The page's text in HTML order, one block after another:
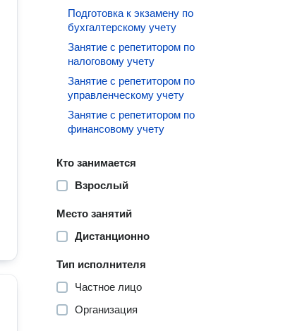
Подготовка к экзамену по
бухгалтерскому учету
Занятие с репетитором по
налоговому учету
Занятие с репетитором по
управленческому учету
Занятие с репетитором по
финансовому учету
Кто занимается
Взрослый
Место занятий
Дистанционно
Тип исполнителя
Частное лицо
Организация